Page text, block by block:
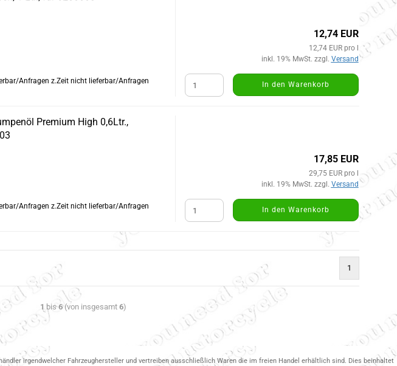
z.Zeit nicht lieferbar/Anfragen
12,74 EUR
12,74 EUR pro l
inkl. 19% MwSt. zzgl. Versand
In den Warenkorb
Premium High 0,6Ltr.,
z.Zeit nicht lieferbar/Anfragen
17,85 EUR
29,75 EUR pro l
inkl. 19% MwSt. zzgl. Versand
In den Warenkorb
1
1 bis6(von insgesamt6)
irgendwelcher Fahrzeughersteller und vertreiben ausschließlich Waren die im freien Handel erhältlich sind. Dies beinhaltet